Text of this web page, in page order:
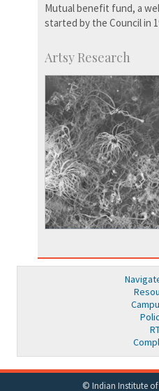
Mutual benefit fund, a
started by the Council in
Artsy Research
© Indian Institute of